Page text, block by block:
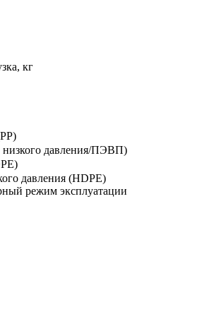
кг
давления/ПЭВП)
давления (HDPЕ)
режим эксплуатации